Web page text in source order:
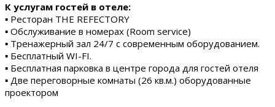
К услугам гостей в отеле:
▪ Ресторан THE REFECTORY
▪ Обслуживание в номерах (Room service)
▪ Тренажерный зал 24/7 с современным оборудованием.
▪ Бесплатный WI-FI.
▪ Бесплатная парковка в центре города для гостей отеля
▪ Две переговорные комнаты (26 кв.м.) оборудованные
проектором